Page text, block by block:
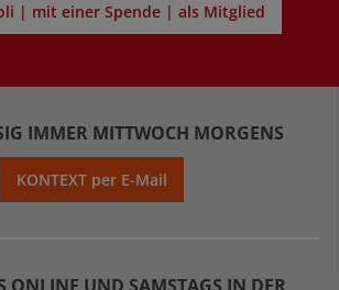
| mit einer Spende | als Mitglied
IMMER MITTWOCH MORGENS
KONTEXT per E-Mail